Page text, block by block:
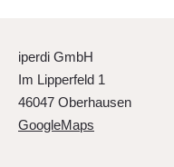
iperdi GmbH
Im Lipperfeld 1
46047 Oberhausen
GoogleMaps